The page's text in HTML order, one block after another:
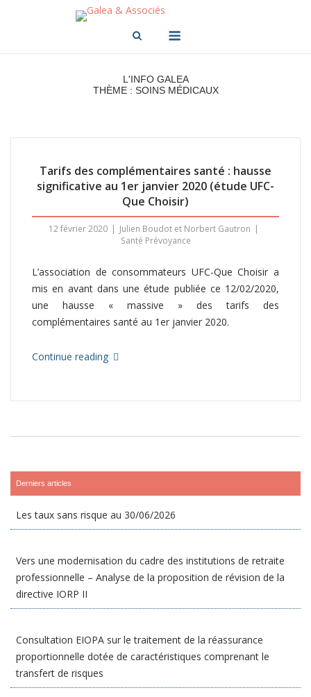
L'INFO GALEA
THÈME : SOINS MÉDICAUX
Tarifs des complémentaires santé : hausse
significative au 1er janvier 2020 (étude UFC-
Que Choisir)
12 février 2020
Julien Boudot et Norbert Gautron
Santé Prévoyance
L’association de consommateurs UFC-Que Choisir a
mis en avant dans une étude publiée ce 12/02/2020,
une hausse « massive » des tarifs des
complémentaires santé au 1er janvier 2020.
Continue reading
Derniers articles
Les taux sans risque au 30/06/2026
Vers une modernisation du cadre des institutions de retraite
professionnelle – Analyse de la proposition de révision de la
directive IORP II
Consultation EIOPA sur le traitement de la réassurance
proportionnelle dotée de caractéristiques comprenant le
transfert de risques